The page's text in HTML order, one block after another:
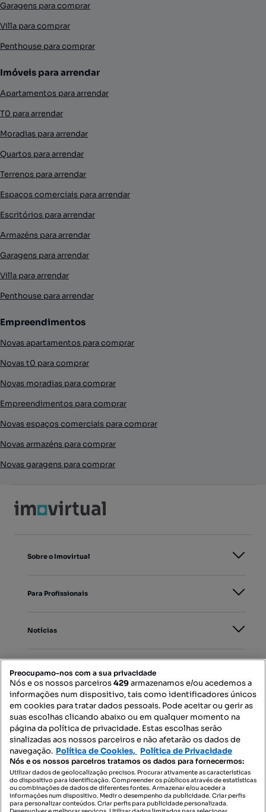
Garagens para comprar
Villa para comprar
Penthouse para comprar
Imóveis para arrendar
Apartamentos para arrendar
T0 para arrendar
Moradias para arrendar
Quartos para arrendar
Terrenos para arrendar
Espaços comerciais para arrendar
Escritórios para arrendar
Armazéns para arrendar
Garagens para arrendar
Villa para arrendar
Penthouse para arrendar
Empreendimentos
Novas apartamentos para comprar
Novas t0 para comprar
Novas moradias para comprar
Empreendimentos para comprar
Novas espaços comerciais para comprar
Novas armazéns para comprar
Novas garagens para comprar
Sobre o Imovirtual
Para Profissionais
Notícias
Mapa do Site
Contacte-nos
SIGA-NOS:
Preocupamo-nos com a sua privacidade
Nós e os nossos parceiros429armazenamos e/ou acedemos a
informações num dispositivo, tais como identificadores únicos
em cookies para tratar dados pessoais. Pode aceitar ou gerir as
suas escolhas clicando abaixo ou em qualquer momento na
página da política de privacidade. Estas escolhas serão
sinalizadas aos nossos parceiros e não afetarão os dados de
navegação. Política de Cookies, Política de Privacidade
Nós e os nossos parceiros tratamos os dados para fornecermos:
Utilizar dados de geolocalização precisos. Procurar ativamente as características
do dispositivo para identificação. Compreender os públicos através de estatísticas
ou combinações de dados de diferentes fontes. Armazenar e/ou aceder a
informações num dispositivo. Medir o desempenho da publicidade. Criar perfis
para personalizar conteúdos. Criar perfis para publicidade personalizada.